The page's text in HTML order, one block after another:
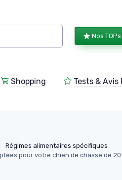
Nos
Shopping Tests & Avis
Régimes alimentaires spécifiques
pour votre chien de chasse de 20